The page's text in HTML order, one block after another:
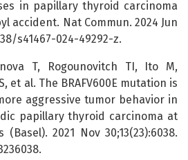
in papillary thyroid carcinoma
accident. Nat Commun. 2024 Jun
s41467-024-49292-z.
T, Rogounovitch TI, Ito M,
et al. The BRAFV600E mutation is
aggressive tumor behavior in
papillary thyroid carcinoma at
2021 Nov 30;13(23):6038.